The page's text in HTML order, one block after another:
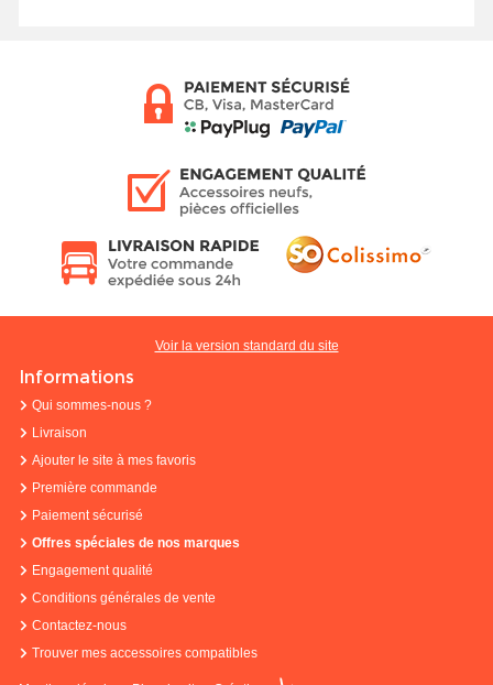
Voir la version standard du site
Informations
Qui sommes-nous ?
Livraison
Ajouter le site à mes favoris
Première commande
Paiement sécurisé
Offres spéciales de nos marques
Engagement qualité
Conditions générales de vente
Contactez-nous
Trouver mes accessoires compatibles